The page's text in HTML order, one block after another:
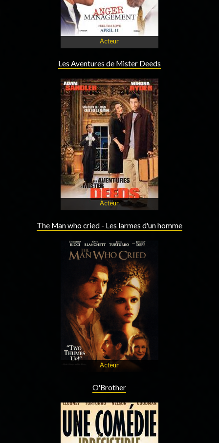
Acteur
Les Aventures de Mister Deeds
Acteur
The Man who cried - Les larmes d'un homme
Acteur
O'Brother